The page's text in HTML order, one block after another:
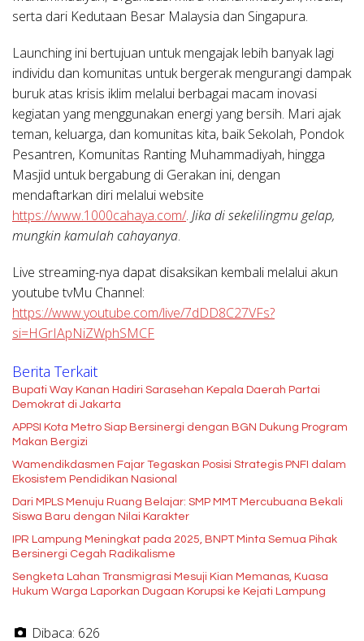
serta dari Kedutaan Besar Malaysia dan Singapura.
Launching ini bertujuan untuk mengajak lebih banyak lagi
individu dan komunitas untuk bergerak mengurangi dampak
buruk atas krisis iklim melalui berbagai macam inovasi
kegiatan yang menggunakan energi yang bersih. Mari ajak
teman, keluarga, dan komunitas kita, baik Sekolah, Pondok
Pesantren, Komunitas Ranting Muhammadiyah, hingga
Masjid untuk bergabung di Gerakan ini, dengan
mendaftarkan diri melalui website
https://www.1000cahaya.com/. Jika di sekelilingmu gelap,
mungkin kamulah cahayanya.
Live streaming-nya dapat disaksikan kembali melalui akun
youtube tvMu Channel:
https://www.youtube.com/live/7dDD8C27VFs?
si=HGrIApNiZWphSMCF
Berita Terkait
Bupati Way Kanan Hadiri Sarasehan Kepala Daerah Partai
Demokrat di Jakarta
APPSI Kota Metro Siap Bersinergi dengan BGN Dukung Program
Makan Bergizi
Wamendikdasmen Fajar Tegaskan Posisi Strategis PNFI dalam
Ekosistem Pendidikan Nasional
Dari MPLS Menuju Ruang Belajar: SMP MMT Mercubuana Bekali
Siswa Baru dengan Nilai Karakter
IPR Lampung Meningkat pada 2025, BNPT Minta Semua Pihak
Bersinergi Cegah Radikalisme
Sengketa Lahan Transmigrasi Mesuji Kian Memanas, Kuasa
Hukum Warga Laporkan Dugaan Korupsi ke Kejati Lampung
Dibaca: 626